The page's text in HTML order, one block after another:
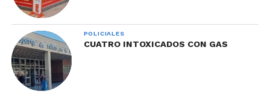
POLICIALES
CUATRO INTOXICADOS CON GAS